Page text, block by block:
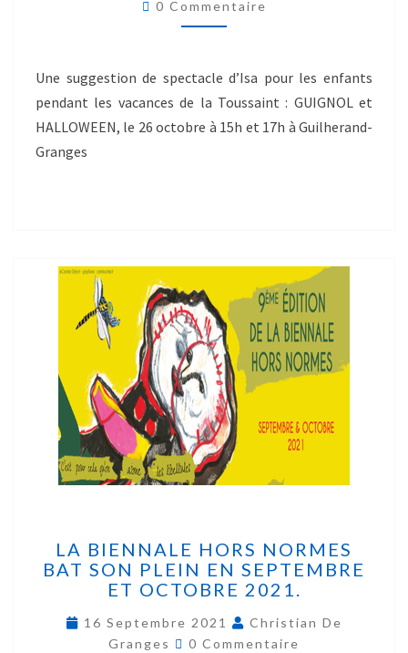
0 Commentaire
Une suggestion de spectacle d’Isa pour les enfants
pendant les vacances de la Toussaint : GUIGNOL et
HALLOWEEN, le 26 octobre à 15h et 17h à Guilherand-
Granges
LA BIENNALE HORS NORMES
BAT SON PLEIN EN SEPTEMBRE
ET OCTOBRE 2021.
16 Septembre 2021
Christian De
Granges
0 Commentaire